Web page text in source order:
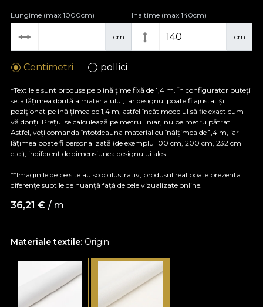
Materiale textile: Origin
cm
Lungime (max 1000cm)
cm
Inaltime (max 140cm)
Centimetri pollici
*Textilele sunt produse pe o înălțime fixă de 1,4 m. În configurator puteți
seta lățimea dorită a materialului, iar designul poate fi ajustat și
poziționat pe înălțimea de 1,4 m, astfel încât modelul să fie exact cum
vă doriți. Prețul se calculează pe metru liniar, nu pe metru pătrat.
Astfel, veți comanda întotdeauna material cu înălțimea de 1,4 m, iar
lățimea poate fi personalizată (de exemplu 100 cm, 200 cm, 232 cm
etc.), indiferent de dimensiunea designului ales.
**Imaginile de pe site au scop ilustrativ, produsul real poate prezenta
diferențe subtile de nuanță față de cele vizualizate online.
36,21 € / m